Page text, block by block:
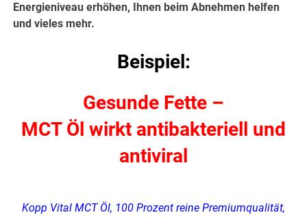
Energieniveau erhöhen, Ihnen beim Abnehmen helfen
und vieles mehr.
Beispiel:
Gesunde Fette –
MCT Öl wirkt antibakteriell und
antiviral
Kopp Vital MCT Öl, 100 Prozent reine Premiumqualität,